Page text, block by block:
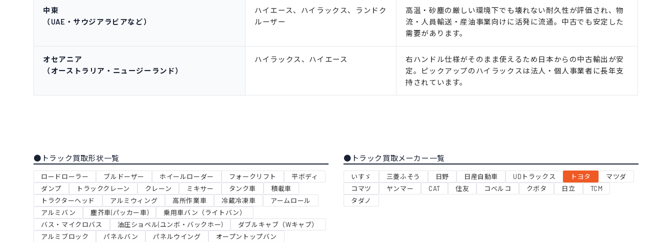
中東
（UAE・サウジアラビアなど）
ハイエース、ハイラックス、ランドク
ルーザー
高温・砂塵の厳しい環境下でも壊れない耐久性が評価され、物
流・人員輸送・産油事業向けに活発に流通。中古でも安定した
需要があります。
オセアニア
（オーストラリア・ニュージーランド）
ハイラックス、ハイエース
右ハンドル仕様がそのまま使えるため日本からの中古輸出が安
定。ピックアップのハイラックスは法人・個人事業者に長年支
持されています。
●トラック買取形状一覧
ロードローラー ブルドーザー ホイールローダー フォークリフト
平ボディ
ダンプ
トラッククレーン クレーン ミキサー タンク車
積載車
トラクターヘッド
アルミウィング 高所作業車 冷蔵冷凍車
アームロール
アルミバン
塵芥車(パッカー車)
乗用車バン（ライトバン）
バス・マイクロバス
油圧ショベル(ユンボ・バックホー)
ダブルキャブ（Wキャブ）
アルミブロック
パネルバン パネルウイング
オープントップバン
●トラック買取メーカー一覧
いすゞ 三菱ふそう 日野 日産自動車 UDトラックス トヨタ
マツダ
コマツ
ヤンマー CAT 住友 コベルコ クボタ 日立
TCM
タダノ